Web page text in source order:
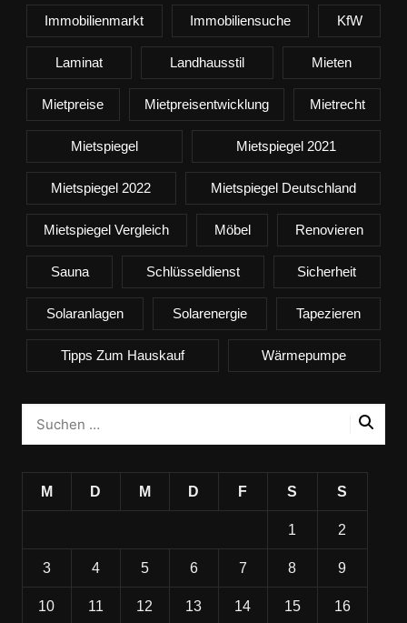
Immobilienmarkt Immobiliensuche KfW
Laminat Landhausstil Mieten
Mietpreise Mietpreisentwicklung Mietrecht
Mietspiegel Mietspiegel 2021
Mietspiegel 2022 Mietspiegel Deutschland
Mietspiegel Vergleich Möbel Renovieren
Sauna Schlüsseldienst Sicherheit
Solaranlagen Solarenergie Tapezieren
Tipps Zum Hauskauf Wärmepumpe
M D M D F S S
1 2
3 4 5 6 7 8 9
10 11 12 13 14 15 16